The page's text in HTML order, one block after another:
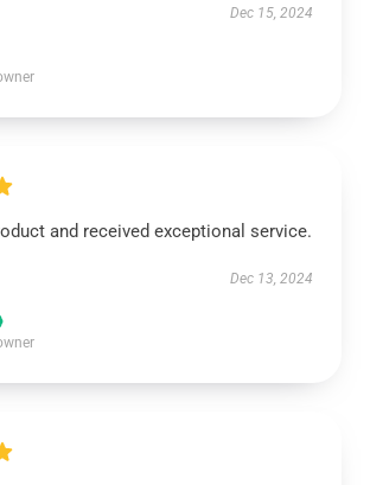
Dec 15, 2024
and received exceptional service.
Dec 13, 2024